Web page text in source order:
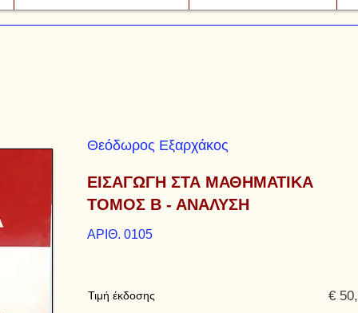
Θεόδωρος Εξαρχάκος
ΕΙΣΑΓΩΓΗ ΣΤΑ ΜΑΘΗΜΑΤΙΚΑ
ΤΟΜΟΣ Β - ΑΝΑΛΥΣΗ
ΑΡΙΘ. 0105
Τιμή έκδοσης €